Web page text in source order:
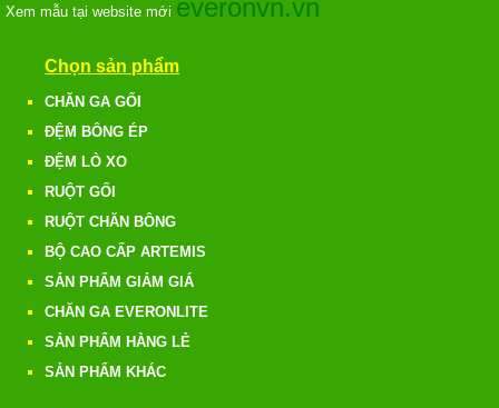
Xem mẫu tại website mới everonvn.vn
Chọn sản phẩm
CHĂN GA GỐI
ĐỆM BÔNG ÉP
ĐỆM LÒ XO
RUỘT GỐI
RUỘT CHĂN BÔNG
BỘ CAO CẤP ARTEMIS
SẢN PHẨM GIẢM GIÁ
CHĂN GA EVERONLITE
SẢN PHẨM HÀNG LẺ
SẢN PHẨM KHÁC